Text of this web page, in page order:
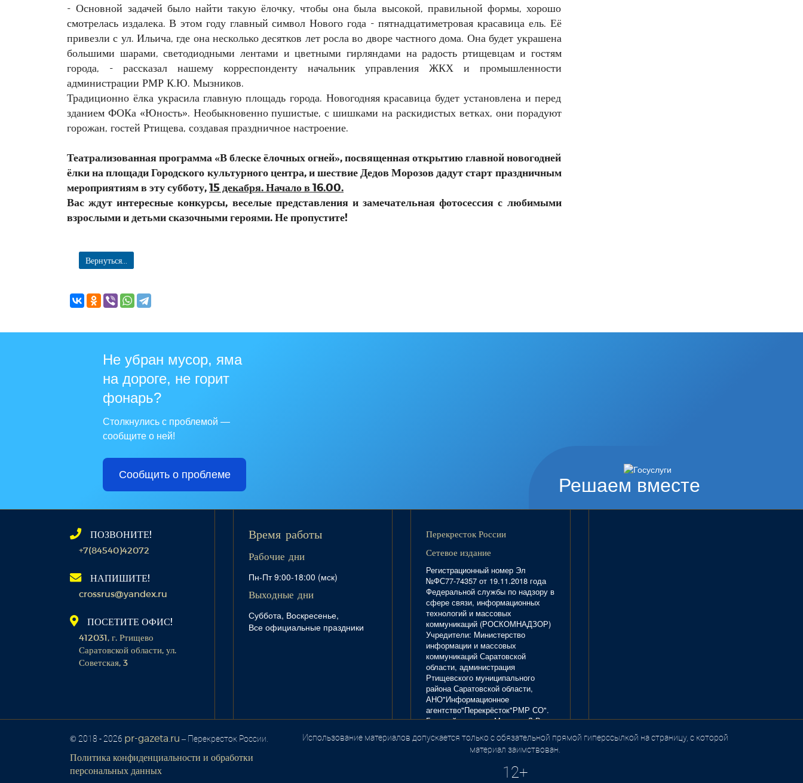
- Основной задачей было найти такую ёлочку, чтобы она была высокой, правильной формы, хорошо
смотрелась издалека. В этом году главный символ Нового года - пятнадцатиметровая красавица ель. Её
привезли с ул. Ильича, где она несколько десятков лет росла во дворе частного дома. Она будет украшена
большими шарами, светодиодными лентами и цветными гирляндами на радость ртищевцам и гостям
города, - рассказал нашему корреспонденту начальник управления ЖКХ и промышленности
администрации РМР К.Ю. Мызников.
Традиционно ёлка украсила главную площадь города. Новогодняя красавица будет установлена и перед
зданием ФОКа «Юность». Необыкновенно пушистые, с шишками на раскидистых ветках, они порадуют
горожан, гостей Ртищева, создавая праздничное настроение.
Театрализованная программа «В блеске ёлочных огней», посвященная открытию главной новогодней
ёлки на площади Городского культурного центра, и шествие Дедов Морозов дадут старт праздничным
мероприятиям в эту субботу,15 декабря. Начало в 16.00.
Вас ждут интересные конкурсы, веселые представления и замечательная фотосессия с любимыми
взрослыми и детьми сказочными героями. Не пропустите!
Вернуться...
Решаем вместе
Не убран мусор, яма
на дороге, не горит
фонарь?
Столкнулись с проблемой —
сообщите о ней!
Сообщить о проблеме
ПОЗВОНИТЕ!
+7(84540)42072
НАПИШИТЕ!
crossrus@yandex.ru
ПОСЕТИТЕ ОФИС!
412031, г. Ртищево
Саратовской области, ул.
Советская, 3
Время работы
Рабочие дни
Пн-Пт 9:00-18:00 (мск)
Выходные дни
Суббота, Воскресенье,
Все официальные праздники
Перекресток России
Сетевое издание
Регистрационный номер Эл
№ФС77-74357 от 19.11.2018 года
Федеральной службы по надзору в
сфере связи, информационных
технологий и массовых
коммуникаций (РОСКОМНАДЗОР)
Учредители: Министерство
информации и массовых
коммуникаций Саратовской
области, администрация
Ртищевского муниципального
района Саратовской области,
АНО"Информационное
агентство"Перекрёсток"РМР СО".
Главный редактор Маркова Л.В.
Тел. 8(84540)4-20-72; отдел
рекламы - 4-29-10.
© 2018 - 2026 pr-gazeta.ru – Перекресток России.
Политика конфиденциальности и обработки
персональных данных
Использование материалов допускается только с обязательной прямой гиперссылкой на страницу, с которой
материал заимствован.
12+